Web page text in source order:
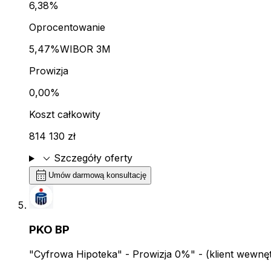
6,38%
Oprocentowanie
5,47%WIBOR 3M
Prowizja
0,00%
Koszt całkowity
814 130 zł
expand_more Szczegóły oferty
calendar_month Umów darmową konsultację
PKO BP
"Cyfrowa Hipoteka" - Prowizja 0%" - (klient